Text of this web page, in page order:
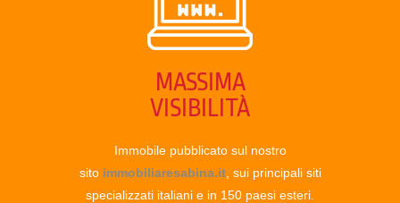
MASSIMA
VISIBILITÀ
Immobile pubblicato sul nostro
sito immobiliaresabina.it, sui principali siti
specializzati italiani e in 150 paesi esteri.